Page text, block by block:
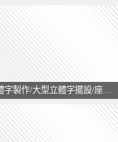
立體字製作/大型立體字擺設/座地立體字/訂製立體字